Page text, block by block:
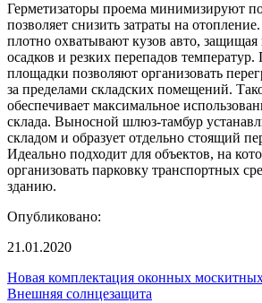
Герметизаторы проема минимизируют
позволяет снизить затраты на
плотно охватывают кузов авто, защищая
осадков и резких перепадов
площадки позволяют организовать
за пределами складских помещений.
обеспечивает максимальное
склада. Выносной шлюз-тамбур
складом и образует отдельно стоящий
Идеально подходит для объектов, на
организовать парковку транспортных
зданию.
Опубликовано:
21.01.2020
Новая комплектация оконных
Внешняя солнцезащита